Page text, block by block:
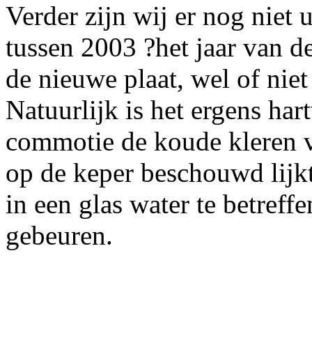
Verder zijn wij er nog niet
tussen 2003 ?het jaar van
de nieuwe plaat, wel of
Natuurlijk is het ergens
commotie de koude
op de keper beschouwd
in een glas water te
gebeuren.